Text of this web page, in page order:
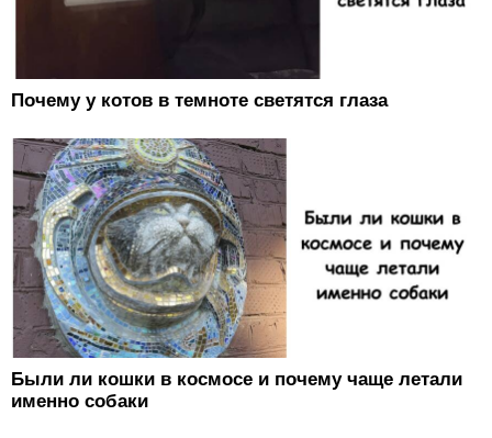
Почему у котов в темноте светятся глаза
Были ли кошки в космосе и почему чаще летали
именно собаки